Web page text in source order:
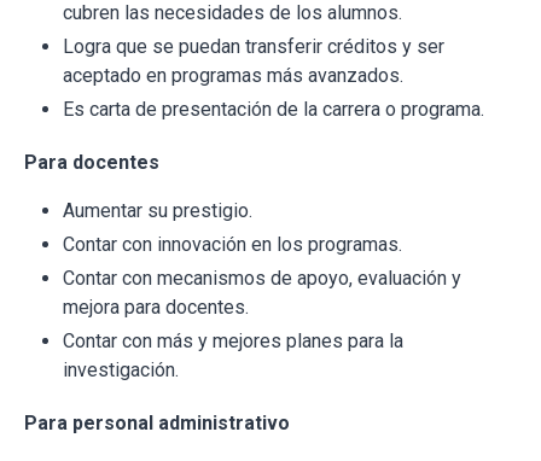
cubren las necesidades de los alumnos.
Logra que se puedan transferir créditos y ser
aceptado en programas más avanzados.
Es carta de presentación de la carrera o programa.
Para docentes
Aumentar su prestigio.
Contar con innovación en los programas.
Contar con mecanismos de apoyo, evaluación y
mejora para docentes.
Contar con más y mejores planes para la
investigación.
Para personal administrativo